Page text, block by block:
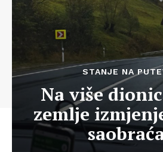
STANJE NA
Na više
zemlje